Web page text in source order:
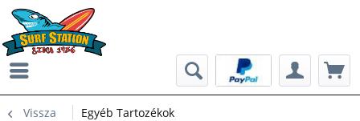
Vissza Egyéb Tartozékok